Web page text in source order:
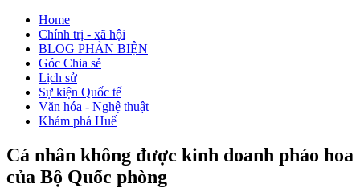
Home
Chính trị - xã hội
BLOG PHẢN BIỆN
Góc Chia sẻ
Lịch sử
Sự kiện Quốc tế
Văn hóa - Nghệ thuật
Khám phá Huế
Cá nhân không được kinh doanh pháo hoa
của Bộ Quốc phòng